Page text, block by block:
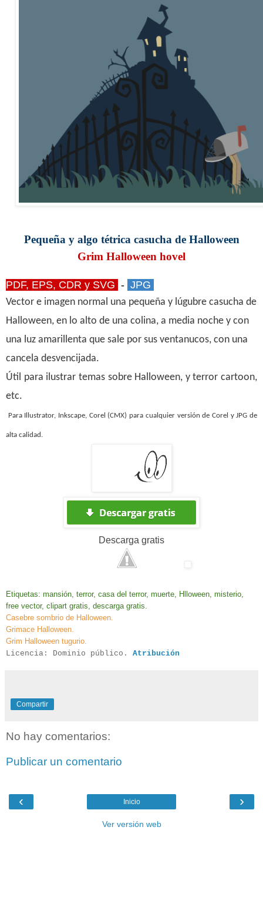
Pequeña y algo tétrica casucha de Halloween
Grim Halloween hovel
PDF, EPS, CDR y SVG - JPG
Vector e imagen normal una pequeña y lúgubre casucha de
Halloween, en lo alto de una colina, a media noche y con
una luz amarillenta que sale por sus ventanucos, con una
cancela desvencijada.
Útil para ilustrar temas sobre Halloween, y terror cartoon,
etc.
Para Illustrator, Inkscape, Corel (CMX) para cualquier versión de Corel y JPG de
alta calidad.
Descarga gratis
Etiquetas: mansión, terror, casa del terror, muerte, Hlloween, misterio,
free vector, clipart gratis, descarga gratis.
Casebre sombrio de Halloween.
Grimace Halloween.
Grim Halloween tugurio.
Licencia: Dominio público . Atribución
Compartir
No hay comentarios:
Publicar un comentario
‹ ›
Inicio
Ver versión web